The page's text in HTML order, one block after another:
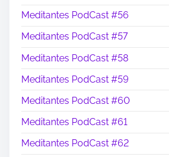
Meditantes PodCast #56
Meditantes PodCast #57
Meditantes PodCast #58
Meditantes PodCast #59
Meditantes PodCast #60
Meditantes PodCast #61
Meditantes PodCast #62